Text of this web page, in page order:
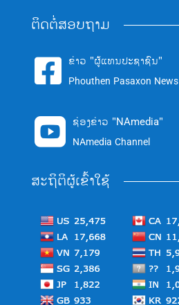
ຕິດຕໍ່ສອບຖາມ
 ຂ່າວ "ຜູ້ແທນປະຊາຊົນ"
Phouthen Pasaxon News
 ຊ່ອງຂ່າວ "NAmedia"
NAmedia Channel
ສະຖິຕິຜູ້ເຂົ້າໃຊ້